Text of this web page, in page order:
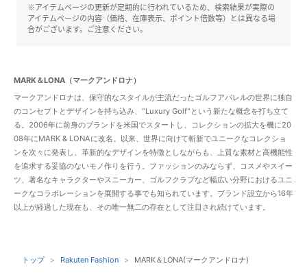
※アイテムページの更新が定期的に行われているため、検索結果が実際の
アイテムページの内容（価格、在庫表示、ポイント倍数等）とは異なる場
合がございます。ご注意ください。
MARK＆LONA（マークアンドロナ）
マークアンドロナは、保守的なスタイルが主流だったゴルフアパレルの世界に独自
のコンセプトとデザインを持ち込み、"Luxury Golf"という新たな概念を打ち立て
る。2006年に前身のブランドを米国でスタートし、コレクションの拡大を機に20
08年にMARK & LONAに改名。以来、世界に向けて斬新でユニークなコレクショ
ンを次々に発表し、革新的なデザインを特徴としながらも、上質な素材と高機能性
を追求する妥協のないモノ作りを行う。ファッションのみならず、コスメやスイー
ツ、著名なキャラクターやスニーカー、ゴルフクラブなど幅広い分野におけるユニ
ークなコラボレーションを展開する事でも知られています。ブランド設立から16年
以上が経過した現在も、その唯一無二の存在として注目され続けています。
トップ Rakuten Fashion MARK＆LONA(マークアンドロナ)